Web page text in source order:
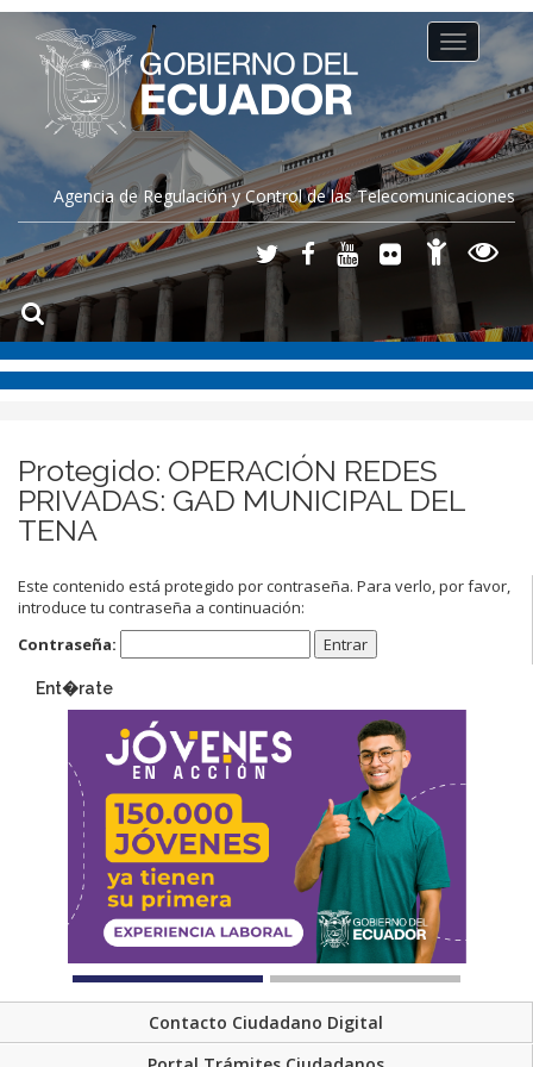
Agencia de Regulación y Control de las Telecomunicaciones
Toggle
navigation
Protegido: OPERACIÓN REDES
PRIVADAS: GAD MUNICIPAL DEL
TENA
Este contenido está protegido por contraseña. Para verlo, por favor,
introduce tu contraseña a continuación:
Contraseña:
Ent�rate
Contacto Ciudadano Digital